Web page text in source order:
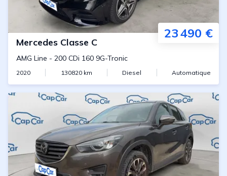
23 490 €
Mercedes Classe C
AMG Line - 200 CDi 160 9G-Tronic
2020 130820km Diesel Automatique